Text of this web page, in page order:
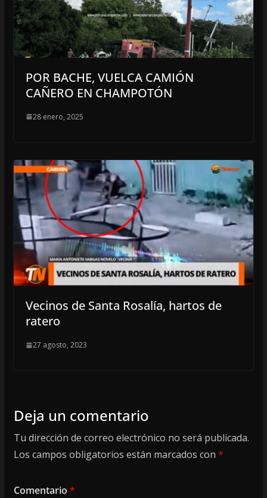
POR BACHE, VUELCA CAMIÓN
CAÑERO EN CHAMPOTÓN
28 enero, 2025
Vecinos de Santa Rosalía, hartos de
ratero
27 agosto, 2023
Deja un comentario
Tu dirección de correo electrónico no será publicada.
Los campos obligatorios están marcados con *
Comentario *